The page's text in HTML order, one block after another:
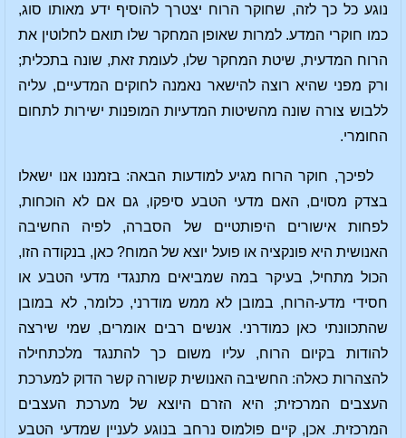
נוגע כל כך לזה, שחוקר הרוח יצטרך להוסיף ידע מאותו סוג,
כמו חוקרי המדע. למרות שאופן המחקר שלו תואם לחלוטין את
הרוח המדעית, שיטת המחקר שלו, לעומת זאת, שונה בתכלית;
ורק מפני שהיא רוצה להישאר נאמנה לחוקים המדעיים, עליה
ללבוש צורה שונה מהשיטות המדעיות המופנות ישירות לתחום
החומרי.
לפיכך, חוקר הרוח מגיע למודעות הבאה: בזמננו אנו ישאלו
בצדק מסוים, האם מדעי הטבע סיפקו, גם אם לא הוכחות,
לפחות אישורים היפותטיים של הסברה, לפיה החשיבה
האנושית היא פונקציה או פועל יוצא של המוח? כאן, בנקודה הזו,
הכול מתחיל, בעיקר במה שמביאים מתנגדי מדעי הטבע או
חסידי מדע-הרוח, במובן לא ממש מודרני, כלומר, לא במובן
שהתכוונתי כאן כמודרני. אנשים רבים אומרים, שמי שירצה
להודות בקיום הרוח, עליו משום כך להתנגד מלכתחילה
להצהרות כאלה: החשיבה האנושית קשורה קשר הדוק למערכת
העצבים המרכזית; היא הזרם היוצא של מערכת העצבים
המרכזית. אכן, קיים פולמוס נרחב בנוגע לעניין שמדעי הטבע